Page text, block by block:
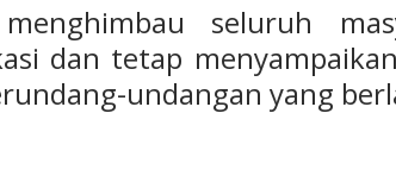
seluruh
dan tetap
undangan yang